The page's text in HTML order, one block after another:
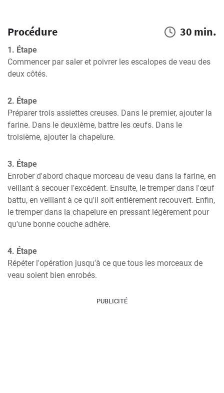
Procédure 30 min.
1. Étape
Commencer par saler et poivrer les escalopes de veau des
deux côtés.
2. Étape
Préparer trois assiettes creuses. Dans le premier, ajouter la
farine. Dans le deuxième, battre les œufs. Dans le
troisième, ajouter la chapelure.
3. Étape
Enrober d'abord chaque morceau de veau dans la farine, en
veillant à secouer l'excédent. Ensuite, le tremper dans l'œuf
battu, en veillant à ce qu'il soit entièrement recouvert. Enfin,
le tremper dans la chapelure en pressant légèrement pour
qu'une bonne couche adhère.
4. Étape
Répéter l'opération jusqu'à ce que tous les morceaux de
veau soient bien enrobés.
PUBLICITÉ